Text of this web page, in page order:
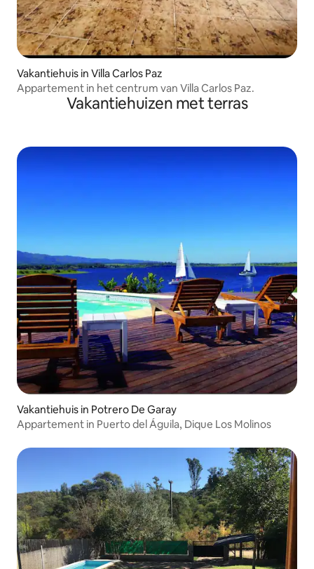
Vakantiehuis in Villa Carlos Paz
Appartement in het centrum van Villa Carlos Paz.
Vakantiehuizen met terras
Vakantiehuis in Potrero De Garay
Appartement in Puerto del Águila, Dique Los Molinos